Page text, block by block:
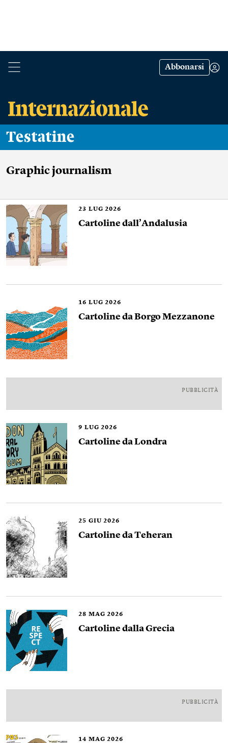
Abbonarsi
Testatine
Graphic journalism
23 LUG 2026
Cartoline dall’Andalusia
16 LUG 2026
Cartoline da Borgo Mezzanone
PUBBLICITÀ
9 LUG 2026
Cartoline da Londra
25 GIU 2026
Cartoline da Teheran
28 MAG 2026
Cartoline dalla Grecia
PUBBLICITÀ
14 MAG 2026